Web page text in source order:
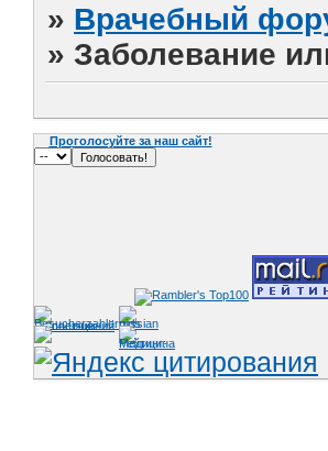
» Врачебный
»Заболевание
Проголосуйте за наш сайт!